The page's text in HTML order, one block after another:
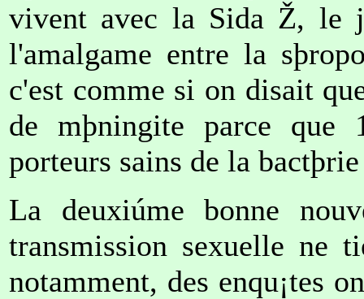
vivent avec la Sida Ž, le
l'amalgame entre la
c'est comme si on disait
de mþningite parce que
porteurs sains de la
La deuxiúme bonne
transmission sexuelle ne
notamment, des enqu¡tes